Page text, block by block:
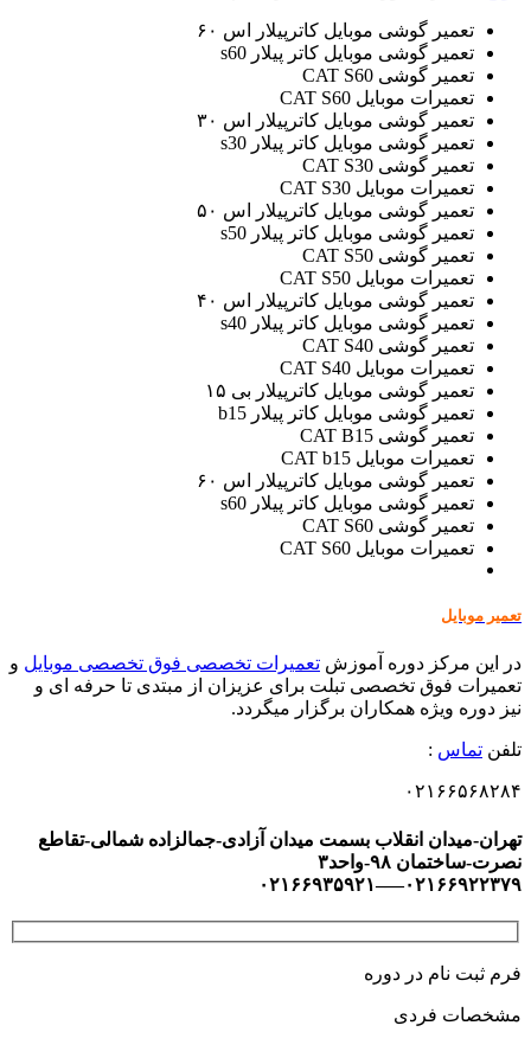
تعمیر گوشی موبایل کاترپیلار اس ۶۰
تعمیر گوشی موبایل کاتر پیلار s60
تعمیر گوشی CAT S60
تعمیرات موبایل CAT S60
تعمیر گوشی موبایل کاترپیلار اس ۳۰
تعمیر گوشی موبایل کاتر پیلار s30
تعمیر گوشی CAT S30
تعمیرات موبایل CAT S30
تعمیر گوشی موبایل کاترپیلار اس ۵۰
تعمیر گوشی موبایل کاتر پیلار s50
تعمیر گوشی CAT S50
تعمیرات موبایل CAT S50
تعمیر گوشی موبایل کاترپیلار اس ۴۰
تعمیر گوشی موبایل کاتر پیلار s40
تعمیر گوشی CAT S40
تعمیرات موبایل CAT S40
تعمیر گوشی موبایل کاترپیلار بی ۱۵
تعمیر گوشی موبایل کاتر پیلار b15
تعمیر گوشی CAT B15
تعمیرات موبایل CAT b15
تعمیر گوشی موبایل کاترپیلار اس ۶۰
تعمیر گوشی موبایل کاتر پیلار s60
تعمیر گوشی CAT S60
تعمیرات موبایل CAT S60
تعمیر موبایل
در این مرکز دوره آموزش تعمیرات تخصصی فوق تخصصی موبایل و
تعمیرات فوق تخصصی تبلت برای عزیزان از مبتدی تا حرفه ای و
نیز دوره ویژه همکاران برگزار میگردد.
تلفن تماس :
۰۲۱۶۶۵۶۸۲۸۴
تهران-میدان انقلاب بسمت میدان آزادی-جمالزاده شمالی-تقاطع
نصرت-ساختمان ۹۸-واحد۳
۰۲۱۶۶۹۲۲۳۷۹—–۰۲۱۶۶۹۳۵۹۲۱
فرم ثبت نام در دوره
مشخصات فردی